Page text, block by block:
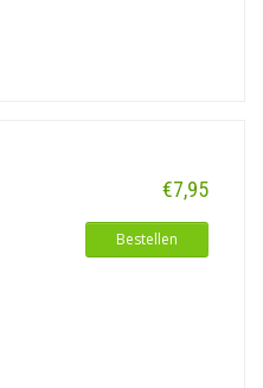
€7,95
Bestellen